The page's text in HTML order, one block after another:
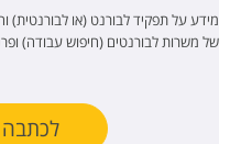
מידע על תפקיד לבורנט (או לבורנטית)
של משרות לבורנטים (חיפוש עבודה)